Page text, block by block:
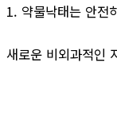
1. 약물낙태는 안전
새로운 비외과적인